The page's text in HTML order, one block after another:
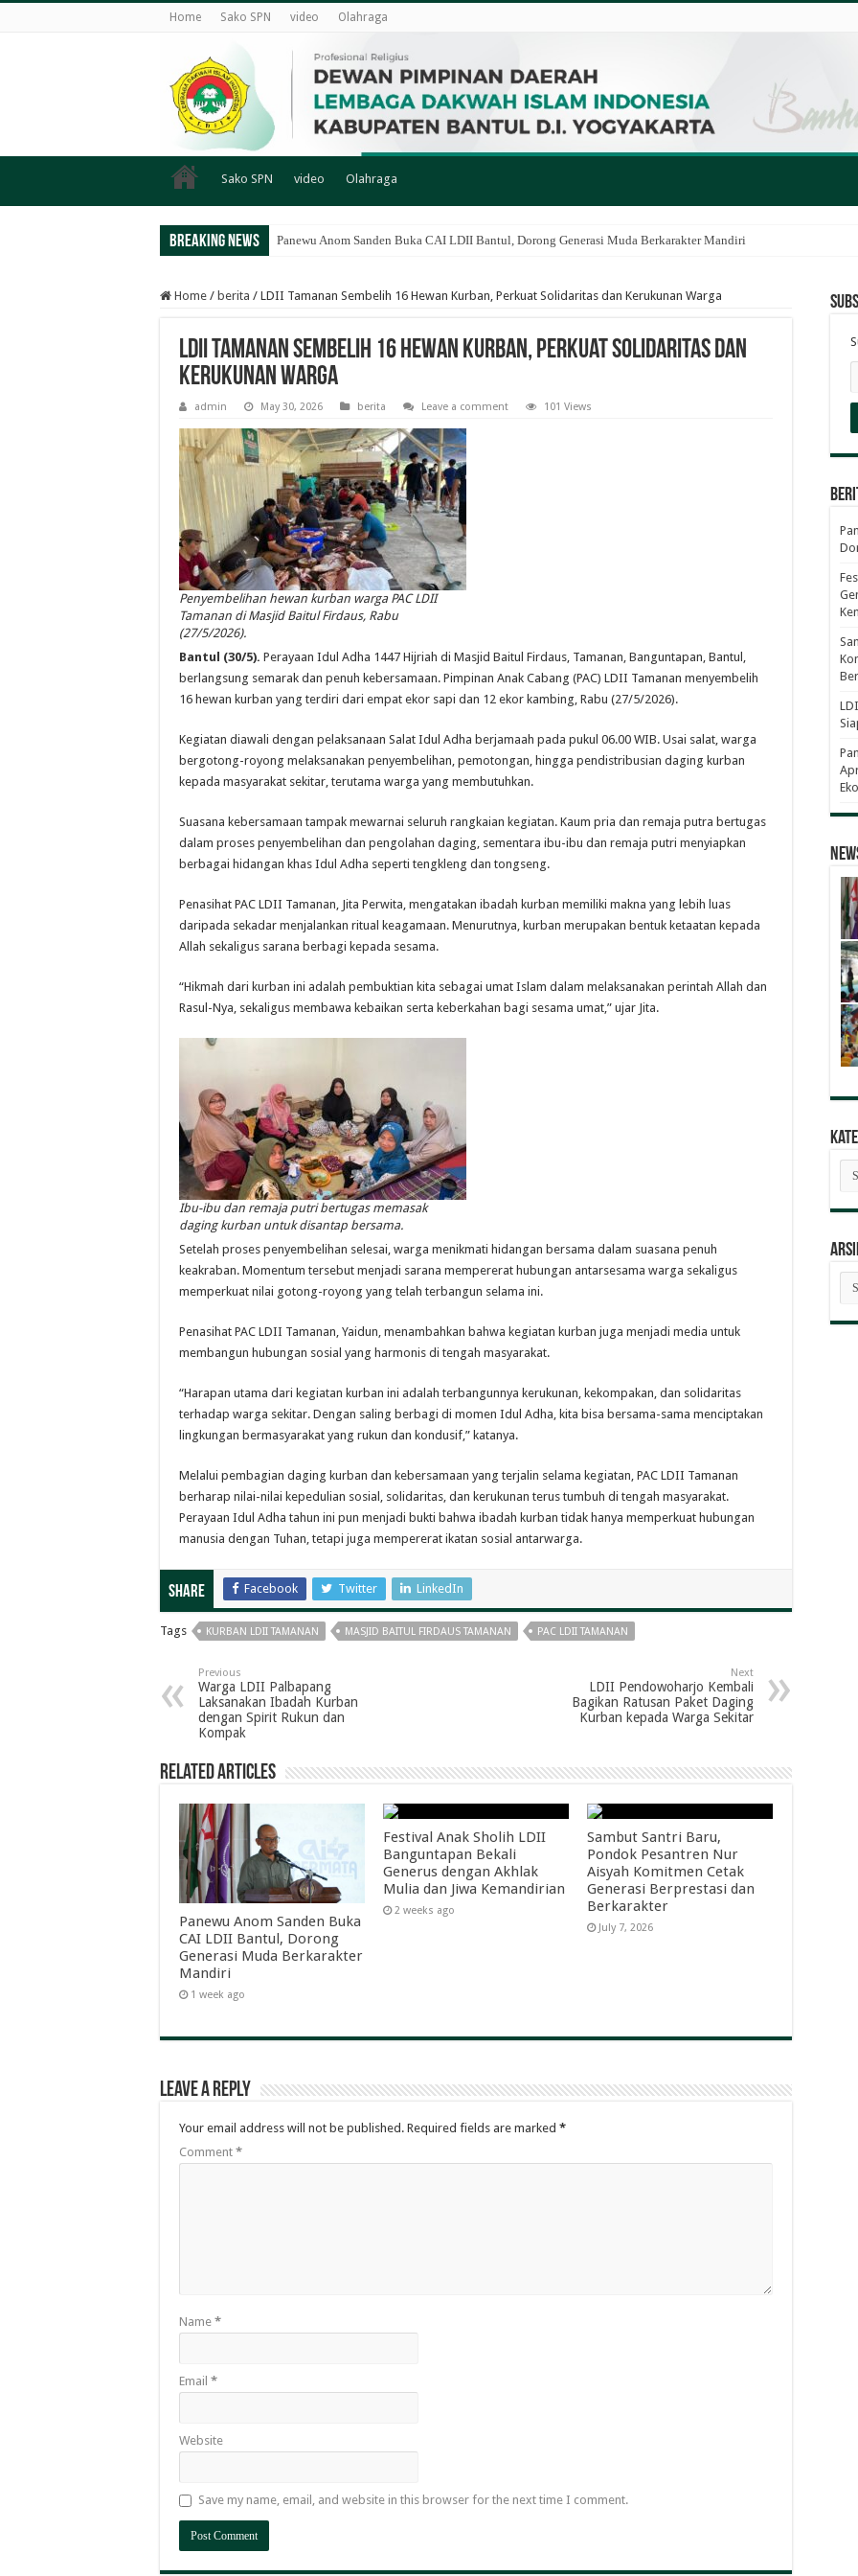
Home Sako SPN video Olahraga
Sako SPN video Olahraga
Breaking News Panewu Anom Sanden Buka CAI LDII Bantul, Dorong Generasi Muda Berkarakter Mandiri
Home / berita / LDII Tamanan Sembelih 16 Hewan Kurban, Perkuat Solidaritas dan Kerukunan Warga
LDII Tamanan Sembelih 16 Hewan Kurban, Perkuat Solidaritas dan
Kerukunan Warga
admin May 30, 2026 berita Leave a comment 101 Views
Penyembelihan hewan kurban warga PAC LDII
Tamanan di Masjid Baitul Firdaus, Rabu
(27/5/2026).
Bantul (30/5). Perayaan Idul Adha 1447 Hijriah di Masjid Baitul Firdaus, Tamanan, Banguntapan, Bantul,
berlangsung semarak dan penuh kebersamaan. Pimpinan Anak Cabang (PAC) LDII Tamanan menyembelih
16 hewan kurban yang terdiri dari empat ekor sapi dan 12 ekor kambing, Rabu (27/5/2026).
Kegiatan diawali dengan pelaksanaan Salat Idul Adha berjamaah pada pukul 06.00 WIB. Usai salat, warga
bergotong-royong melaksanakan penyembelihan, pemotongan, hingga pendistribusian daging kurban
kepada masyarakat sekitar, terutama warga yang membutuhkan.
Suasana kebersamaan tampak mewarnai seluruh rangkaian kegiatan. Kaum pria dan remaja putra bertugas
dalam proses penyembelihan dan pengolahan daging, sementara ibu-ibu dan remaja putri menyiapkan
berbagai hidangan khas Idul Adha seperti tengkleng dan tongseng.
Penasihat PAC LDII Tamanan, Jita Perwita, mengatakan ibadah kurban memiliki makna yang lebih luas
daripada sekadar menjalankan ritual keagamaan. Menurutnya, kurban merupakan bentuk ketaatan kepada
Allah sekaligus sarana berbagi kepada sesama.
“Hikmah dari kurban ini adalah pembuktian kita sebagai umat Islam dalam melaksanakan perintah Allah dan
Rasul-Nya, sekaligus membawa kebaikan serta keberkahan bagi sesama umat,” ujar Jita.
Ibu-ibu dan remaja putri bertugas memasak
daging kurban untuk disantap bersama.
Setelah proses penyembelihan selesai, warga menikmati hidangan bersama dalam suasana penuh
keakraban. Momentum tersebut menjadi sarana mempererat hubungan antarsesama warga sekaligus
memperkuat nilai gotong-royong yang telah terbangun selama ini.
Penasihat PAC LDII Tamanan, Yaidun, menambahkan bahwa kegiatan kurban juga menjadi media untuk
membangun hubungan sosial yang harmonis di tengah masyarakat.
“Harapan utama dari kegiatan kurban ini adalah terbangunnya kerukunan, kekompakan, dan solidaritas
terhadap warga sekitar. Dengan saling berbagi di momen Idul Adha, kita bisa bersama-sama menciptakan
lingkungan bermasyarakat yang rukun dan kondusif,” katanya.
Melalui pembagian daging kurban dan kebersamaan yang terjalin selama kegiatan, PAC LDII Tamanan
berharap nilai-nilai kepedulian sosial, solidaritas, dan kerukunan terus tumbuh di tengah masyarakat.
Perayaan Idul Adha tahun ini pun menjadi bukti bahwa ibadah kurban tidak hanya memperkuat hubungan
manusia dengan Tuhan, tetapi juga mempererat ikatan sosial antarwarga.
Share Facebook Twitter LinkedIn
Tags KURBAN LDII TAMANAN MASJID BAITUL FIRDAUS TAMANAN PAC LDII TAMANAN
Previous
Warga LDII Palbapang
Laksanakan Ibadah Kurban
dengan Spirit Rukun dan
Kompak
Next
LDII Pendowoharjo Kembali
Bagikan Ratusan Paket Daging
Kurban kepada Warga Sekitar
Related Articles
Panewu Anom Sanden Buka
CAI LDII Bantul, Dorong
Generasi Muda Berkarakter
Mandiri
1 week ago
Festival Anak Sholih LDII
Banguntapan Bekali
Generus dengan Akhlak
Mulia dan Jiwa Kemandirian
2 weeks ago
Sambut Santri Baru,
Pondok Pesantren Nur
Aisyah Komitmen Cetak
Generasi Berprestasi dan
Berkarakter
July 7, 2026
Leave a Reply
Your email address will not be published. Required fields are marked *
Comment *
Name *
Email *
Website
Save my name, email, and website in this browser for the next time I comment.